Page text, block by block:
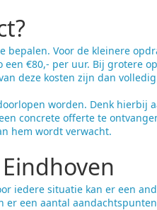
bepalen. Voor de kleinere
€80,- per uur. Bij grotere
deze kosten zijn dan
worden. Denk
concrete offerte te
hem wordt verwacht.
iedere situatie kan er een
een aantal